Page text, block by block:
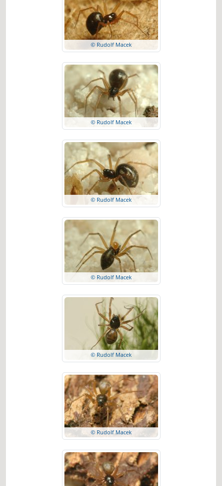
© Rudolf Macek
© Rudolf Macek
© Rudolf Macek
© Rudolf Macek
© Rudolf Macek
© Rudolf Macek